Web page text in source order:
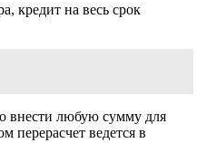
кредит на весь срок
внести любую сумму для
перерасчет ведется в